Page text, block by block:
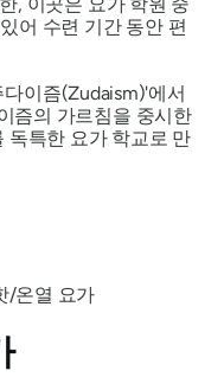
어 수련 기간 동안 편
이즘(Zudaism)'에서
즘의 가르침을 중시한
독특한 요가 학교로 만
/온열 요가